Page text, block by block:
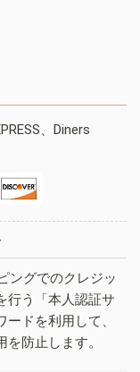
、Diners
ングでのクレジッ
行う「本人認証サ
ドを利用して、
防止します。